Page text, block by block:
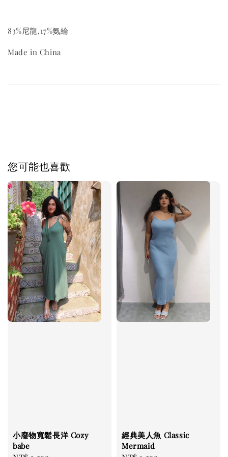
83%尼龍,17%氨綸
Made in China
您可能也喜歡
小廢物寬鬆長洋 Cozy
babe
經典美人魚 Classic
Mermaid